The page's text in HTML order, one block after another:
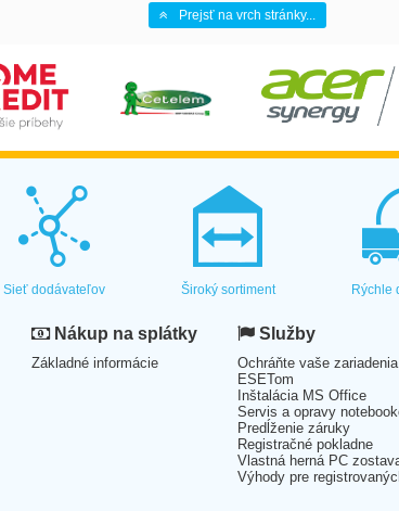
Prejsť na vrch stránky...
Sieť dodávateľov Široký sortiment Rýchle
Nákup na splátky
Základné informácie
Služby
Ochráňte vaše
ESETom
Inštalácia MS Office
Servis a opravy
Predĺženie záruky
Registračné pokladne
Vlastná herná PC
Výhody pre